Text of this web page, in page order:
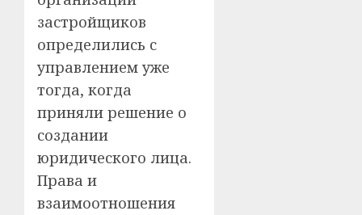
застройщиков
определились с
управлением уже
тогда, когда
приняли решение о
создании
юридического лица.
Права и
взаимоотношения